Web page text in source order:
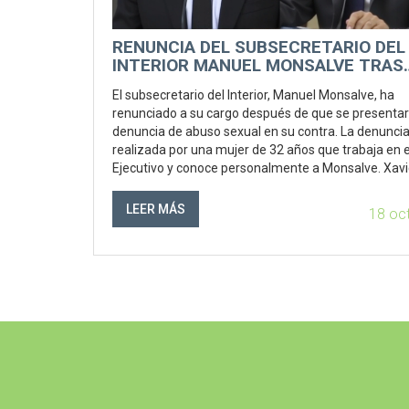
RENUNCIA DEL SUBSECRETARIO DEL
INTERIOR MANUEL MONSALVE TRAS
DESARROLLOS Y CONSECUENCIAS
El subsecretario del Interior, Manuel Monsalve, ha
renunciado a su cargo después de que se
denuncia de abuso sexual en su contra. La
realizada por una mujer de 32 años que trabaja en el
Ejecutivo y conoce personalmente a Monsalve.
investigación mientras Monsalve declara estar
LEER MÁS 18